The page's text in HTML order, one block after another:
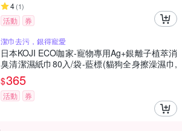
4(1)
活動
券
潔巾去污，銀得寵愛
日本KOJI ECO咖家-寵物專用Ag+銀離子植萃消
臭清潔濕紙巾80入/袋-藍標(貓狗全身擦澡濕巾,
拭淨眼耳口鼻四肢臀部,毛孩出遊必備,潤澤順毛
免水洗)
$365
活動 券